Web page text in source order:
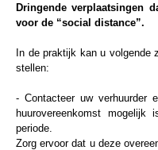
Dringende verplaatsingen
voor de “social distance”.
In de praktijk kan u volgende
stellen:
- Contacteer uw verhuurder
huurovereenkomst
periode.
Zorg ervoor dat u deze